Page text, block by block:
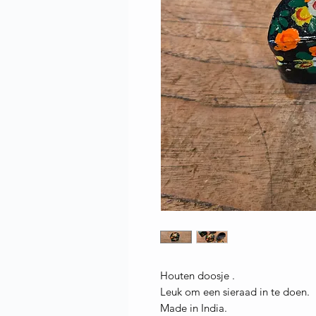
Houten doosje .
Leuk om een sieraad in te doen.
Made in India.